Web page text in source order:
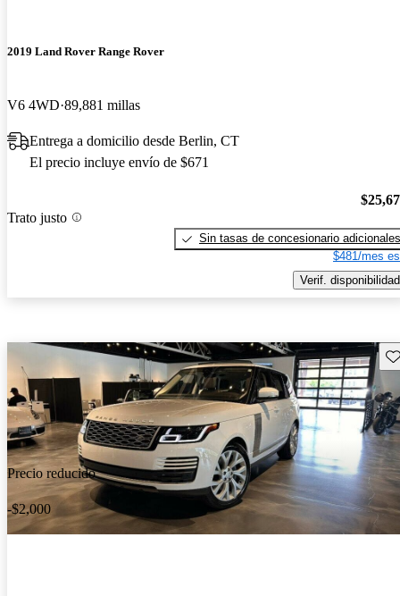
2019 Land Rover Range Rover
V6 4WD 89,881 millas
Entrega a domicilio desde Berlin, CT
El precio incluye envío de $671
Trato justo
Sin tasas de concesionario adicionales
$481/mes
Verif. disponibilidad
Precio reducido
-$2,000